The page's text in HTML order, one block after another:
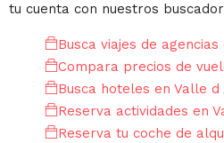
tu cuenta con nuestros
Busca viajes de
Compara precios de
Busca hoteles en Valle d
Reserva actividades en
Reserva tu coche de